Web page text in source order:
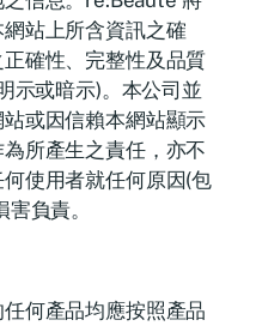
站上所含資訊之確
確性、完整性及品質
示或暗示)。本公司並
或因信賴本網站顯示
所產生之責任，亦不
使用者就任何原因(包
負責。
何產品均應按照產品